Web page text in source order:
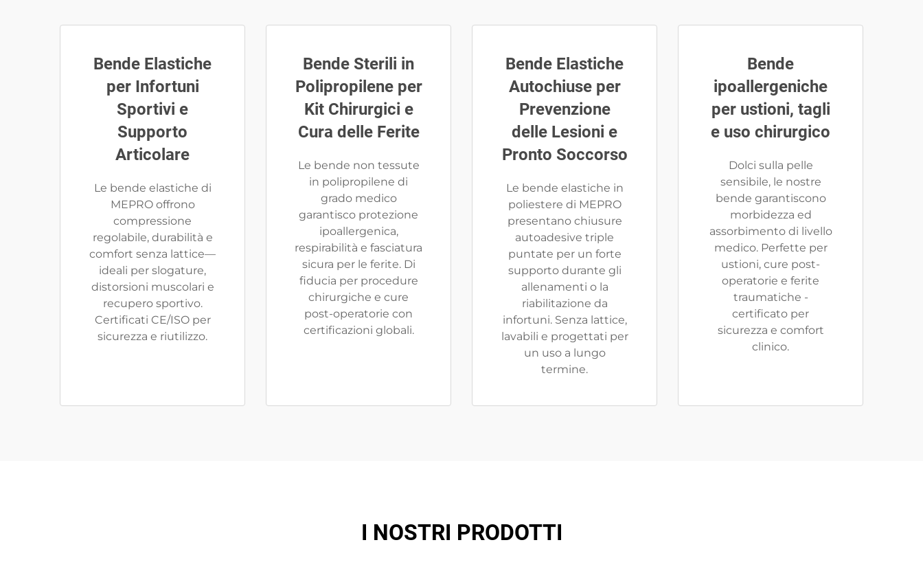
Bende Elastiche
per Infortuni
Sportivi e
Supporto
Articolare
Le bende elastiche di
MEPRO offrono
compressione
regolabile, durabilità e
comfort senza lattice—
ideali per slogature,
distorsioni muscolari e
recupero sportivo.
Certificati CE/ISO per
sicurezza e riutilizzo.
Bende Sterili in
Polipropilene per
Kit Chirurgici e
Cura delle Ferite
Le bende non tessute
in polipropilene di
grado medico
garantisco protezione
ipoallergenica,
respirabilità e fasciatura
sicura per le ferite. Di
fiducia per procedure
chirurgiche e cure
post-operatorie con
certificazioni globali.
Bende Elastiche
Autochiuse per
Prevenzione
delle Lesioni e
Pronto Soccorso
Le bende elastiche in
poliestere di MEPRO
presentano chiusure
autoadesive triple
puntate per un forte
supporto durante gli
allenamenti o la
riabilitazione da
infortuni. Senza lattice,
lavabili e progettati per
un uso a lungo
termine.
Bende
ipoallergeniche
per ustioni, tagli
e uso chirurgico
Dolci sulla pelle
sensibile, le nostre
bende garantiscono
morbidezza ed
assorbimento di livello
medico. Perfette per
ustioni, cure post-
operatorie e ferite
traumatiche -
certificato per
sicurezza e comfort
clinico.
I NOSTRI PRODOTTI